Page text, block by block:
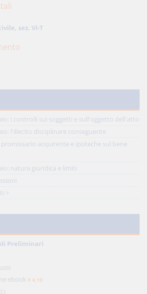
sez. VI-T
i controlli sui soggetti e sull'oggetto dell'atto
l'illecito disciplinare conseguente
acquirente e ipoteche sul bene
natura giuridica e limiti
>
Preliminari
ebook € 4,19